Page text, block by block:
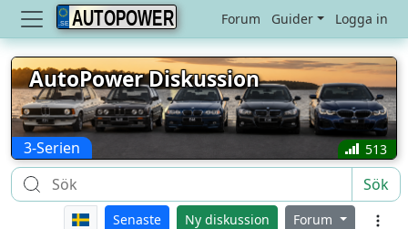
AUTOPOWER Forum Guider Logga in
AutoPower Diskussion
3-Serien 513
Sök
Senaste Ny diskussion Forum